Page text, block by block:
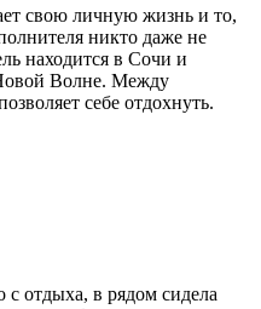
свою личную жизнь и то,
никто даже не
находится в Сочи и
Волне. Между
себе отдохнуть.
отдыха, в рядом сидела